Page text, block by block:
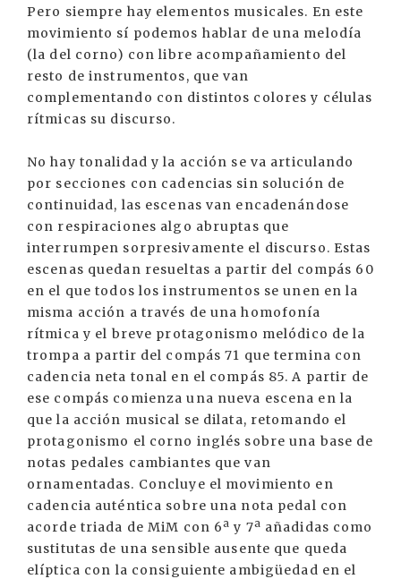
Pero siempre hay elementos musicales. En este
movimiento sí podemos hablar de una melodía
(la del corno) con libre acompañamiento del
resto de instrumentos, que van
complementando con distintos colores y células
rítmicas su discurso.
No hay tonalidad y la acción se va articulando
por secciones con cadencias sin solución de
continuidad, las escenas van encadenándose
con respiraciones algo abruptas que
interrumpen sorpresivamente el discurso. Estas
escenas quedan resueltas a partir del compás 60
en el que todos los instrumentos se unen en la
misma acción a través de una homofonía
rítmica y el breve protagonismo melódico de la
trompa a partir del compás 71 que termina con
cadencia neta tonal en el compás 85. A partir de
ese compás comienza una nueva escena en la
que la acción musical se dilata, retomando el
protagonismo el corno inglés sobre una base de
notas pedales cambiantes que van
ornamentadas. Concluye el movimiento en
cadencia auténtica sobre una nota pedal con
acorde triada de MiM con 6ª y 7ª añadidas como
sustitutas de una sensible ausente que queda
elíptica con la consiguiente ambigüedad en el